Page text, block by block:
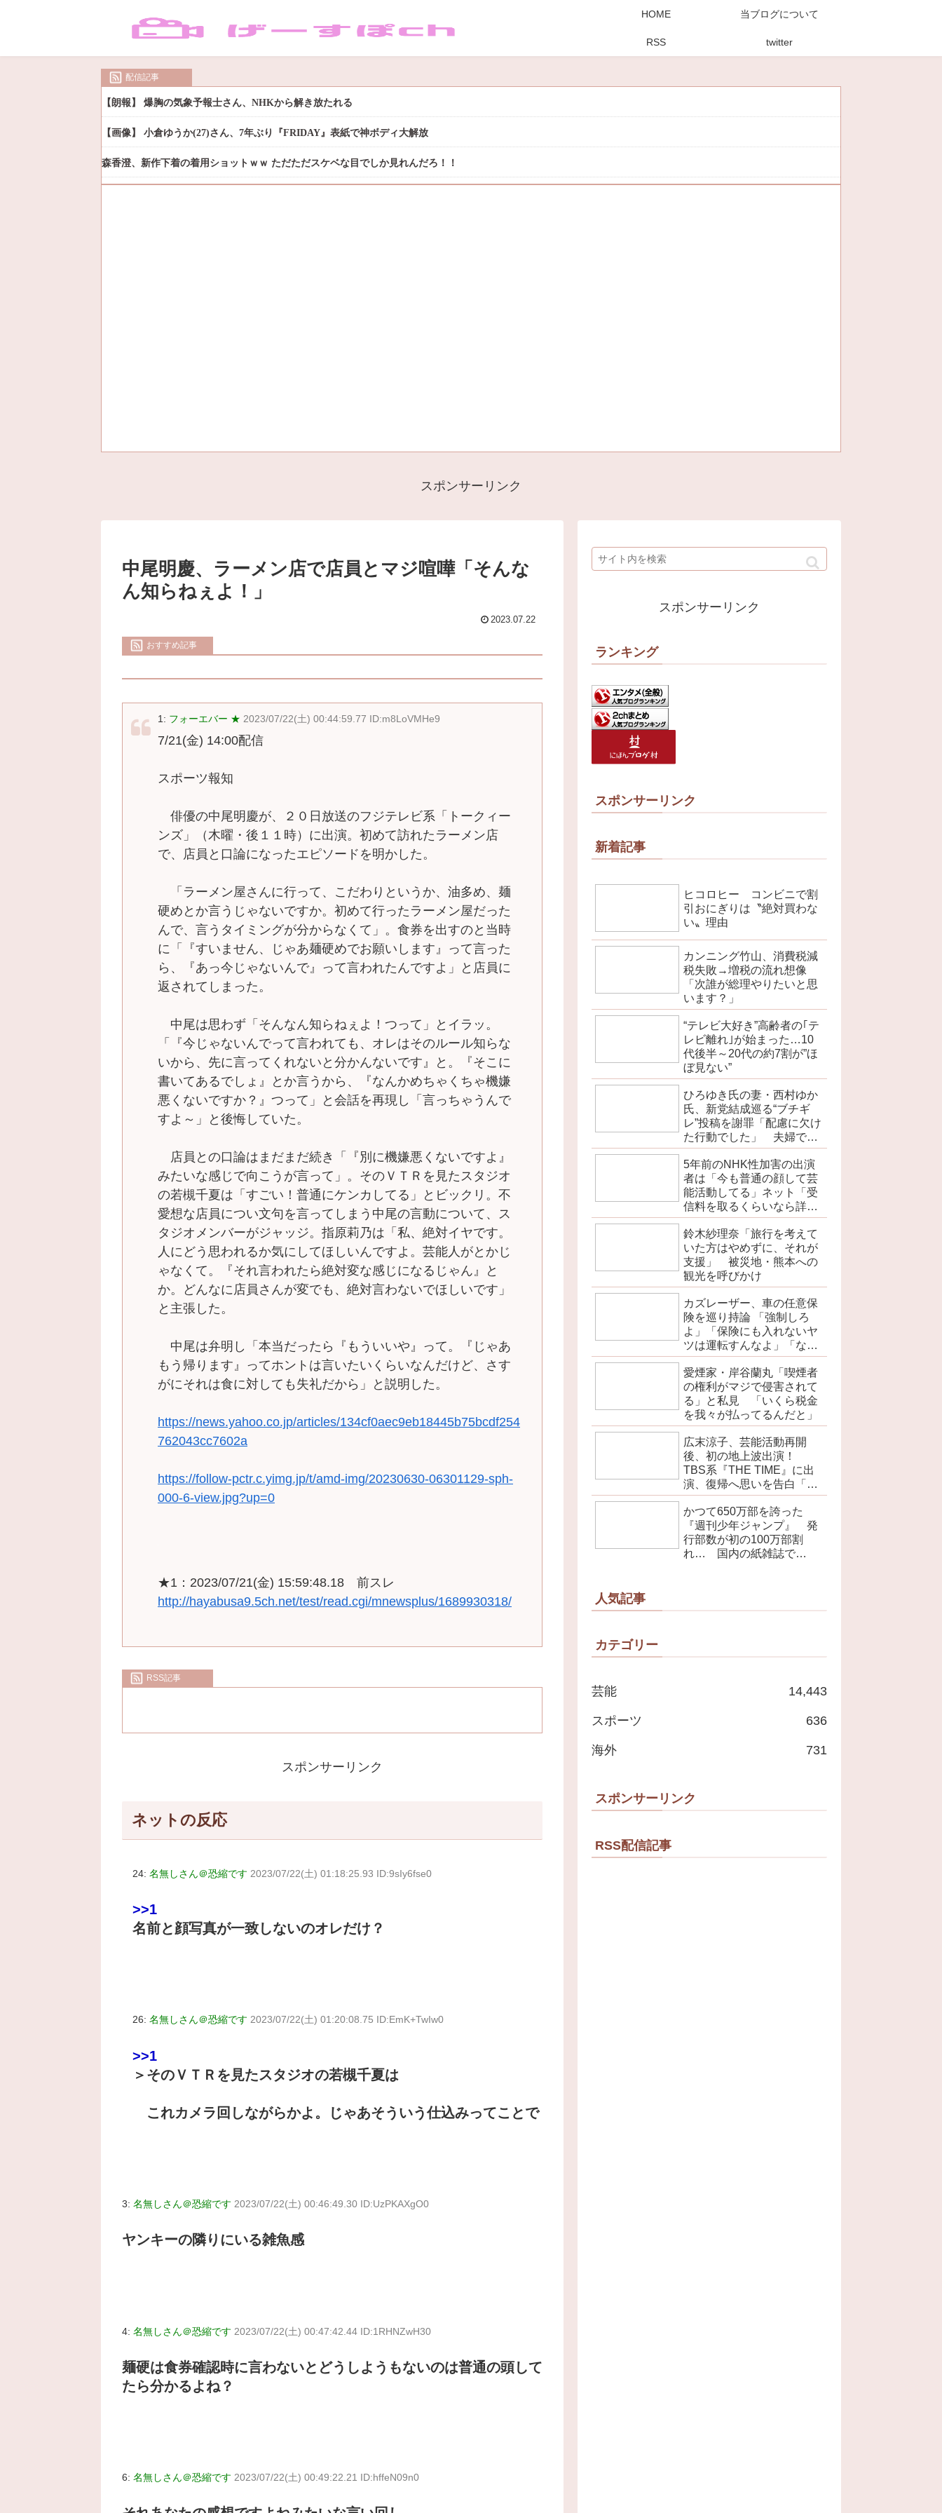
HOME 当ブログについて
RSS twitter
配信記事
【朗報】 爆胸の気象予報士さん、NHKから解き放たれる
【画像】 小倉ゆうか(27)さん、7年ぶり『FRIDAY』表紙で神ボディ大解放
森香澄、新作下着の着用ショットｗｗ ただただスケベな目でしか見れんだろ！！
スポンサーリンク
中尾明慶、ラーメン店で店員とマジ喧嘩「そんな
ん知らねぇよ！」
2023.07.22
おすすめ記事
1: フォーエバー ★ 2023/07/22(土) 00:44:59.77 ID:m8LoVMHe9
7/21(金) 14:00配信
スポーツ報知
俳優の中尾明慶が、２０日放送のフジテレビ系「トークィー
ンズ」（木曜・後１１時）に出演。初めて訪れたラーメン店
で、店員と口論になったエピソードを明かした。
「ラーメン屋さんに行って、こだわりというか、油多め、麺
硬めとか言うじゃないですか。初めて行ったラーメン屋だった
んで、言うタイミングが分からなくて」。食券を出すのと当時
に「『すいません、じゃあ麺硬めでお願いします』って言った
ら、『あっ今じゃないんで』って言われたんですよ」と店員に
返されてしまった。
中尾は思わず「そんなん知らねぇよ！つって」とイラッ。
「『今じゃないんでって言われても、オレはそのルール知らな
いから、先に言ってくれないと分かんないです』と。『そこに
書いてあるでしょ』とか言うから、『なんかめちゃくちゃ機嫌
悪くないですか？』つって」と会話を再現し「言っちゃうんで
すよ～」と後悔していた。
店員との口論はまだまだ続き「『別に機嫌悪くないですよ』
みたいな感じで向こうが言って」。そのＶＴＲを見たスタジオ
の若槻千夏は「すごい！普通にケンカしてる」とビックリ。不
愛想な店員につい文句を言ってしまう中尾の言動について、ス
タジオメンバーがジャッジ。指原莉乃は「私、絶対イヤです。
人にどう思われるか気にしてほしいんですよ。芸能人がとかじ
ゃなくて。『それ言われたら絶対変な感じになるじゃん』と
か。どんなに店員さんが変でも、絶対言わないでほしいです」
と主張した。
中尾は弁明し「本当だったら『もういいや』って。『じゃあ
もう帰ります』ってホントは言いたいくらいなんだけど、さす
がにそれは食に対しても失礼だから」と説明した。
https://news.yahoo.co.jp/articles/134cf0aec9eb18445b75bcdf254
762043cc7602a
https://follow-pctr.c.yimg.jp/t/amd-img/20230630-06301129-sph-
000-6-view.jpg?up=0
★1：2023/07/21(金) 15:59:48.18 前スレ
http://hayabusa9.5ch.net/test/read.cgi/mnewsplus/1689930318/
RSS記事
スポンサーリンク
ネットの反応
24: 名無しさん＠恐縮です 2023/07/22(土) 01:18:25.93 ID:9sIy6fse0
>>1
名前と顔写真が一致しないのオレだけ？
26: 名無しさん＠恐縮です 2023/07/22(土) 01:20:08.75 ID:EmK+TwIw0
>>1
＞そのＶＴＲを見たスタジオの若槻千夏は
これカメラ回しながらかよ。じゃあそういう仕込みってことで
3: 名無しさん＠恐縮です 2023/07/22(土) 00:46:49.30 ID:UzPKAXgO0
ヤンキーの隣りにいる雑魚感
4: 名無しさん＠恐縮です 2023/07/22(土) 00:47:42.44 ID:1RHNZwH30
麺硬は食券確認時に言わないとどうしようもないのは普通の頭して
たら分かるよね？
6: 名無しさん＠恐縮です 2023/07/22(土) 00:49:22.21 ID:hffeN09n0
スポンサーリンク
ランキング
スポンサーリンク
新着記事
ヒコロヒー コンビニで割
引おにぎりは〝絶対買わな
い〟理由
カンニング竹山、消費税減
税失敗→増税の流れ想像
「次誰が総理やりたいと思
います？」
“テレビ大好き”高齢者の｢テ
レビ離れ｣が始まった…10
代後半～20代の約7割が”ほ
ぼ見ない”
ひろゆき氏の妻・西村ゆか
氏、新党結成巡る“ブチギ
レ”投稿を謝罪「配慮に欠け
た行動でした」 夫婦で投
稿
5年前のNHK性加害の出演
者は「今も普通の顔して芸
能活動してる」ネット「受
信料を取るくらいなら詳細
を伝えよ」
鈴木紗理奈「旅行を考えて
いた方はやめずに、それが
支援」 被災地・熊本への
観光を呼びかけ
カズレーザー、車の任意保
険を巡り持論 「強制しろ
よ」「保険にも入れないヤ
ツは運転すんなよ」「なん
で法律を改正しないの？」
愛煙家・岸谷蘭丸「喫煙者
の権利がマジで侵害されて
る」と私見 「いくら税金
を我々が払ってるんだと」
広末涼子、芸能活動再開
後、初の地上波出演！
TBS系『THE TIME』に出
演、復帰へ思いを告白「自
分の弱い部分だったり…」
かつて650万部を誇った
『週刊少年ジャンプ』 発
行部数が初の100万部割
れ… 国内の紙雑誌で
人気記事
カテゴリー
芸能 14,443
スポーツ 636
海外 731
スポンサーリンク
RSS配信記事